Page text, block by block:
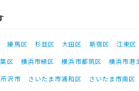
練馬区 杉並区 大田区 新宿区 江東区
区 横浜市緑区 横浜市都筑区 横浜市港
所沢市 さいたま市浦和区 さいたま市南区